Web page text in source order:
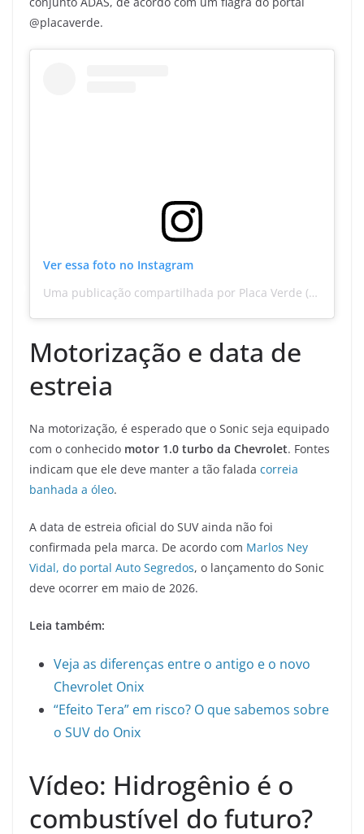
@placaverde.
Ver essa foto no Instagram
Uma publicação compartilhada por Placa Verde (@placaverde)
Motorização e data de
estreia
Na motorização, é esperado que o Sonic seja equipado
com o conhecido motor 1.0 turbo da Chevrolet. Fontes
indicam que ele deve manter a tão falada correia
banhada a óleo.
A data de estreia oficial do SUV ainda não foi
confirmada pela marca. De acordo com Marlos Ney
Vidal, do portal Auto Segredos, o lançamento do Sonic
deve ocorrer em maio de 2026.
Leia também:
Veja as diferenças entre o antigo e o novo
Chevrolet Onix
“Efeito Tera” em risco? O que sabemos sobre
o SUV do Onix
Vídeo: Hidrogênio é o
combustível do futuro?